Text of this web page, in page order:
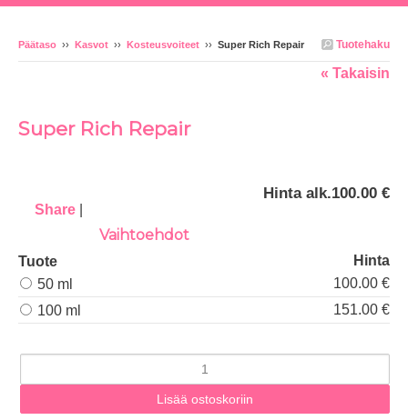
Tuotehaku
Päätaso ›› Kasvot ›› Kosteusvoiteet ›› Super Rich Repair
« Takaisin
Super Rich Repair
Share
Hinta alk.100.00 €
Vaihtoehdot
Tuote
Hinta
50 ml
100.00 €
100 ml
151.00 €